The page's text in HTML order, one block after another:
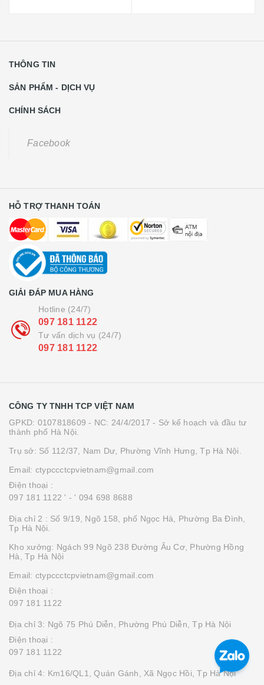
THÔNG TIN
SẢN PHẨM - DỊCH VỤ
CHÍNH SÁCH
Facebook
HỖ TRỢ THANH TOÁN
GIẢI ĐÁP MUA HÀNG
Hotline (24/7)
097 181 1122
Tư vấn dịch vụ (24/7)
097 181 1122
CÔNG TY TNHH TCP VIỆT NAM
GPKD: 0107818609 - NC: 24/4/2017 - Sở kế hoạch và đầu tư
thành phố Hà Nội.
Trụ sở: Số 112/37, Nam Dư, Phường Vĩnh Hưng, Tp Hà Nội.
Email: ctypccctcpvietnam@gmail.com
Điện thoại :
097 181 1122 ' - ' 094 698 8688
Địa chỉ 2 : Số 9/19, Ngõ 158, phố Ngọc Hà, Phường Ba Đình,
Tp Hà Nội.
Kho xưởng: Ngách 99 Ngõ 238 Đường Âu Cơ, Phường Hồng
Hà, Tp Hà Nội
Email: ctypccctcpvietnam@gmail.com
Điện thoại :
097 181 1122
Địa chỉ 3: Ngõ 75 Phú Diễn, Phường Phú Diễn, Tp Hà Nội
Điện thoại :
097 181 1122
Địa chỉ 4: Km16/QL1, Quán Gánh, Xã Ngọc Hồi, Tp Hà Nội